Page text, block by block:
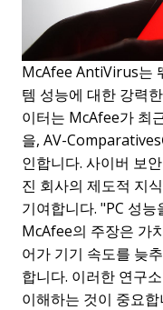
McAfee AntiVirus는
템 성능에 대한 강력
이터는 McAfee가 최
을, AV-
인합니다. 사이버 보
진 회사의 제도적 지
기여합니다. "PC 성
McAfee의 주장은 가
어가 기기 속도를 늦
합니다. 이러한 연구
이해하는 것이 중요